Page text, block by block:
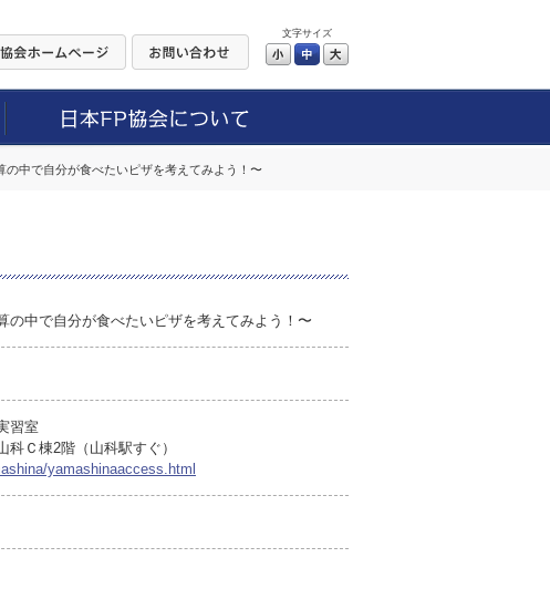
文字サイズ
小 中
の中で自分が食べたいピザを考えてみよう！〜
の中で自分が食べたいピザを考えてみよう！〜
習室
Ｃ棟2階（山科駅すぐ）
yamashinaaccess.html